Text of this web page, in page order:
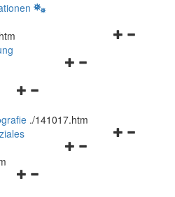
Navigationsmenü
Navigationsmenü
und
schließen
./141017.htm
Navigationsmenü
Navigationsmenü